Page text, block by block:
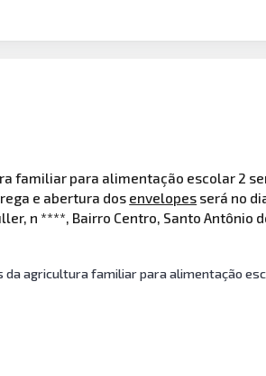
familiar para alimentação escolar 2
e abertura dos envelopes será no
n ****, Bairro Centro, Santo Antônio
agricultura familiar para alimentação